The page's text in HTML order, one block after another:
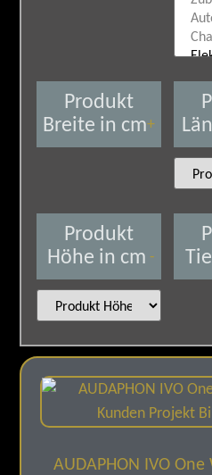
Produkt
Breite in cm+
Produkt
Höhe in cm -
AUDAPHON IVO